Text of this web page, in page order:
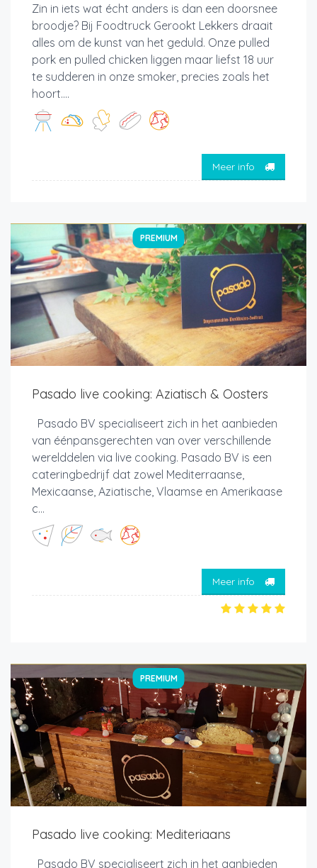
Zin in iets wat écht anders is dan een doorsnee
broodje? Bij Foodtruck Gerookt Lekkers draait
alles om de kunst van het geduld. Onze pulled
pork en pulled chicken liggen maar liefst 18 uur
te sudderen in onze smoker, precies zoals het
hoort....
Meer info
PREMIUM
Pasado live cooking: Aziatisch & Oosters
Pasado BV specialiseert zich in het aanbieden
van éénpansgerechten van over verschillende
werelddelen via live cooking. Pasado BV is een
cateringbedrijf dat zowel Mediterraanse,
Mexicaanse, Aziatische, Vlaamse en Amerikaase
c...
Meer info
PREMIUM
Pasado live cooking: Mediteriaans
Pasado BV specialiseert zich in het aanbieden